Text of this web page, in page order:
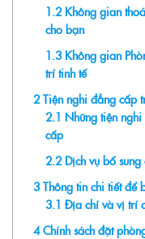
1.2Không gian
cho bạn
1.3 Không gian
trí tinh tế
2Tiện nghi đẳng cấp
2.1 Những tiện
cấp
2.2Dịch vụ bổ sung
3 Thông tin chi tiết để
3.1 Địa chỉ và vị trí
4Chính sách đặt